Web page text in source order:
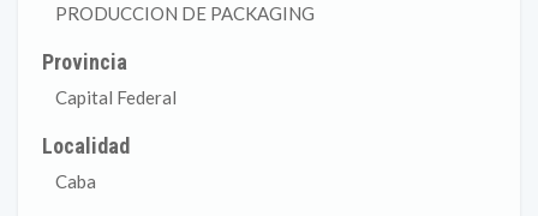
PRODUCCION DE PACKAGING
Provincia
Capital Federal
Localidad
Caba